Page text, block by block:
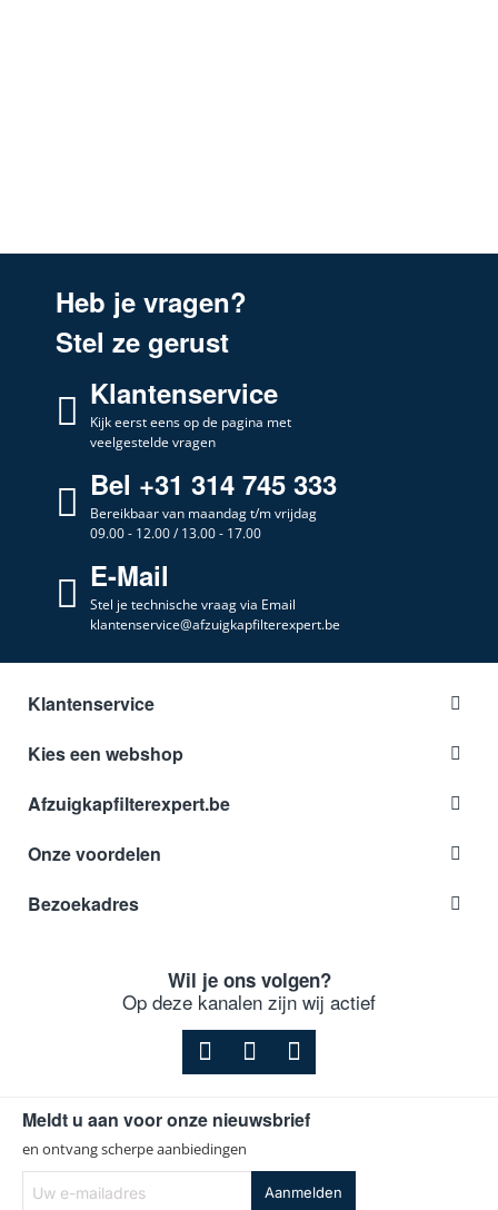
Heb je vragen?
Stel ze gerust
Klantenservice
Kijk eerst eens op de pagina met
veelgestelde vragen
Bel +31 314 745 333
Bereikbaar van maandag t/m vrijdag
09.00 - 12.00 / 13.00 - 17.00
E-Mail
Stel je technische vraag via Email
klantenservice@afzuigkapfilterexpert.be
Klantenservice
Kies een webshop
Afzuigkapfilterexpert.be
Onze voordelen
Bezoekadres
Wil je ons volgen?
Op deze kanalen zijn wij actief
Meldt u aan voor onze nieuwsbrief
en ontvang scherpe aanbiedingen
e-
Aanmelden